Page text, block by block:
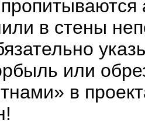
в стены
или
в